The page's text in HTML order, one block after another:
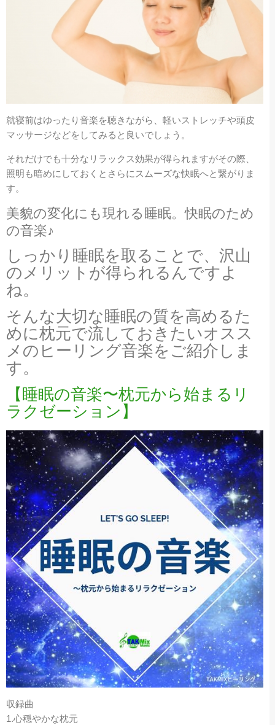
就寝前はゆったり音楽を聴きながら、軽いストレッチや頭皮
マッサージなどをしてみると良いでしょう。
それだけでも十分なリラックス効果が得られますがその際、
照明も暗めにしておくとさらにスムーズな快眠へと繋がりま
す。
美貌の変化にも現れる睡眠。快眠のため
の音楽♪
しっかり睡眠を取ることで、沢山
のメリットが得られるんですよ
ね。
そんな大切な睡眠の質を高めるた
めに枕元で流しておきたいオスス
メのヒーリング音楽をご紹介しま
す。
【睡眠の音楽〜枕元から始まるリ
ラクゼーション】
収録曲
1.心穏やかな枕元